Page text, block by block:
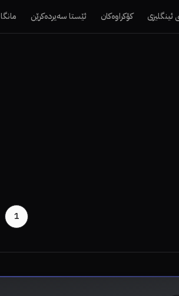
ئینگلیزی کۆکراوەکان ئێستا سەیردەکرێن مانگا
1